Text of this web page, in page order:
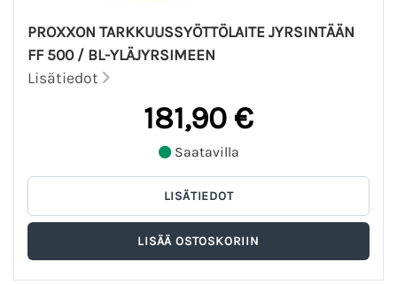
PROXXON TARKKUUSSYÖTTÖLAITE JYRSINTÄÄN
FF 500 / BL-YLÄJYRSIMEEN
Lisätiedot
181,90 €
Saatavilla